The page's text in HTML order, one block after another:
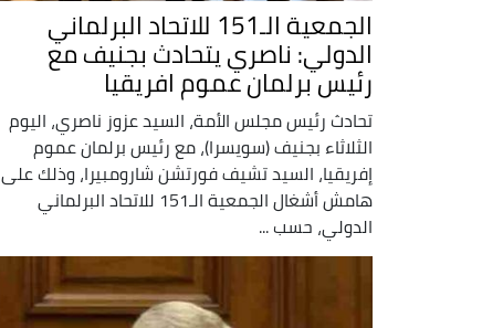
الجمعية الـ151 للاتحاد البرلماني
الدولي: ناصري يتحادث بجنيف مع
رئيس برلمان عموم افريقيا
تحادث رئيس مجلس الأمة، السيد عزوز ناصري، اليوم
الثلاثاء بجنيف (سويسرا)، مع رئيس برلمان عموم
إفريقيا، السيد تشيف فورتشن شارومبيرا، وذلك على
هامش أشغال الجمعية الـ151 للاتحاد البرلماني
الدولي، حسب ...